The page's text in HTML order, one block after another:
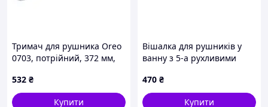
Тримач для рушника Oreo
0703, потрійний, 372 мм,
LDORE0703CRM22171 Lidz
532 ₴
Купити
Вішалка для рушників у
ванну з 5-а рухливими
(LL1419)
470 ₴
Купити